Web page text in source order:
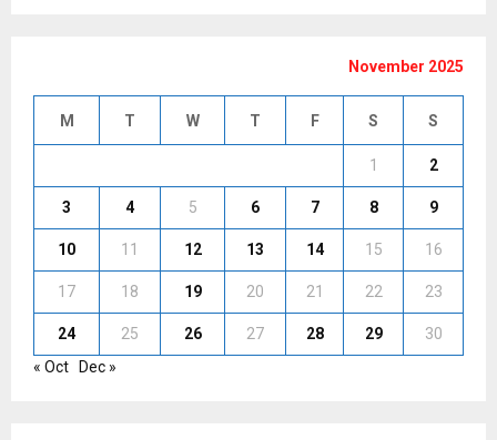
November 2025
M T W T F S S
1 2
3 4 5 6 7 8 9
10 11 12 13 14 15 16
17 18 19 20 21 22 23
24 25 26 27 28 29
30
« Oct
Dec »